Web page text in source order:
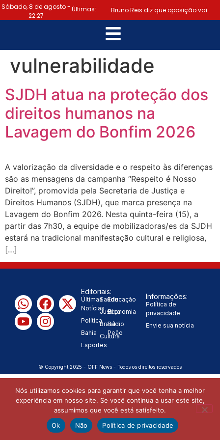
Sábado, 8 de agosto -
22:27
Últimas: Bruno Reis diz que oposição vai
escolher melhor estratégia para vencer
eleição nacional | Último dia:
prazo para regularizar situação
eleitoral e emitir título termina hoje
(6) | Samuel Júnior luta em prol
dos profissionais de contabilidade
disponibiliza serviço gratuito de alertas
de emergência para população
“Tomamos a decisão de caminhar
com Flávio Bolsonaro”, diz Junior
Família: “Precisamos dar condições
para as pessoas evoluírem”
vulnerabilidade
SJDH atua na proteção dos
direitos humanos na
Lavagem do Bonfim 2026
A valorização da diversidade e o respeito às diferenças
são as mensagens da campanha “Respeito é Nosso
Direito!”, promovida pela Secretaria de Justiça e
Direitos Humanos (SJDH), que marca presença na
Lavagem do Bonfim 2026. Nesta quinta-feira (15), a
partir das 7h30, a equipe de mobilizadoras/es da SJDH
estará na tradicional manifestação cultural e religiosa,
[…]
Editoriais:
Últimas
Notícias
Política
Bahia
Esportes
Saúde
Justiça
Brasil
Cultura
Educação
Economia
Rádio
Peão
Informações:
Política de
privacidade
Envie sua notícia
© Copyright 2025 - OFF News - Todos os direitos reservados
Nós utilizamos cookies para garantir que você tenha a melhor
experiência em nosso site. Se você continua a usar este site,
assumimos que você está satisfeito.
Ok
Não Política de privacidade